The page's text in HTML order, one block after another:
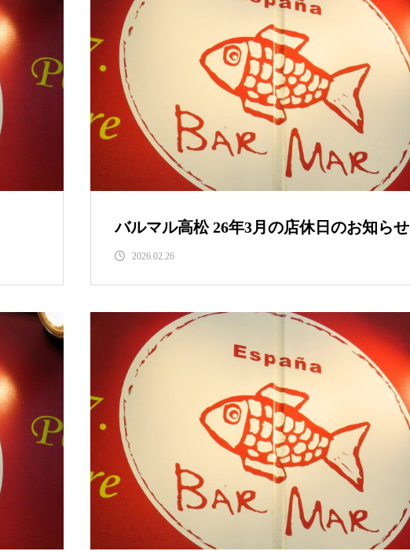
バルマル高松 26年3月の店休日のお知らせ
2026.02.26